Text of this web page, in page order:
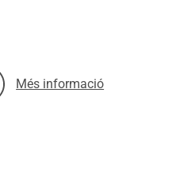
Més informació
Violència masclista en